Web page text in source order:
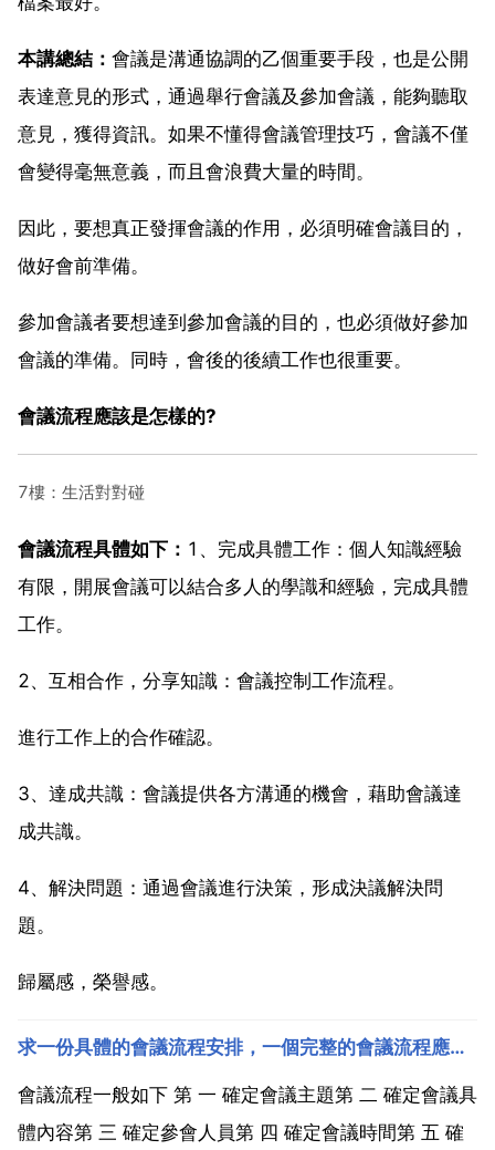
本講總結： 會議是溝通協調的乙個重要手段，也是公開
表達意見的形式，通過舉行會議及參加會議，能夠聽取
意見，獲得資訊。如果不懂得會議管理技巧，會議不僅
會變得毫無意義，而且會浪費大量的時間。
因此，要想真正發揮會議的作用，必須明確會議目的，
做好會前準備。
參加會議者要想達到參加會議的目的，也必須做好參加
會議的準備。同時，會後的後續工作也很重要。
會議流程應該是怎樣的?
7樓：生活對對碰
會議流程具體如下： 1、完成具體工作：個人知識經驗
有限，開展會議可以結合多人的學識和經驗，完成具體
工作。
2、互相合作，分享知識：會議控制工作流程。
進行工作上的合作確認。
3、達成共識：會議提供各方溝通的機會，藉助會議達
成共識。
4、解決問題：通過會議進行決策，形成決議解決問
題。
歸屬感，榮譽感。
求一份具體的會議流程安排，一個完整的會議流程應包括哪些步驟
會議流程一般如下 第 一 確定會議主題第 二 確定會議具
體內容第 三 確定參會人員第 四 確定會議時間第 五 確